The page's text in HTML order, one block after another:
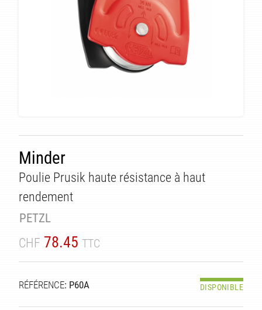
Minder
Poulie Prusik haute résistance à haut
rendement
PETZL
CHF 78.45 TTC
RÉFÉRENCE: P60A DISPONIBLE